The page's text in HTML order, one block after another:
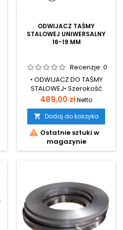
ODWIJACZ TAŚMY
STALOWEJ UNIWERSALNY
16-19 MM
Recenzje: 0
• ODWIJACZ DO TAŚMY
STALOWEJ• Szerokość
taśmy od 13-22mm•
Średnica zewnętrzna szpuli
max 600mm• Średnica
wewnętrzna szpuli bez
znaczenia
Cena
489,00 złNetto
 Dodaj do koszyka
 Ostatnie sztuki w
magazynie